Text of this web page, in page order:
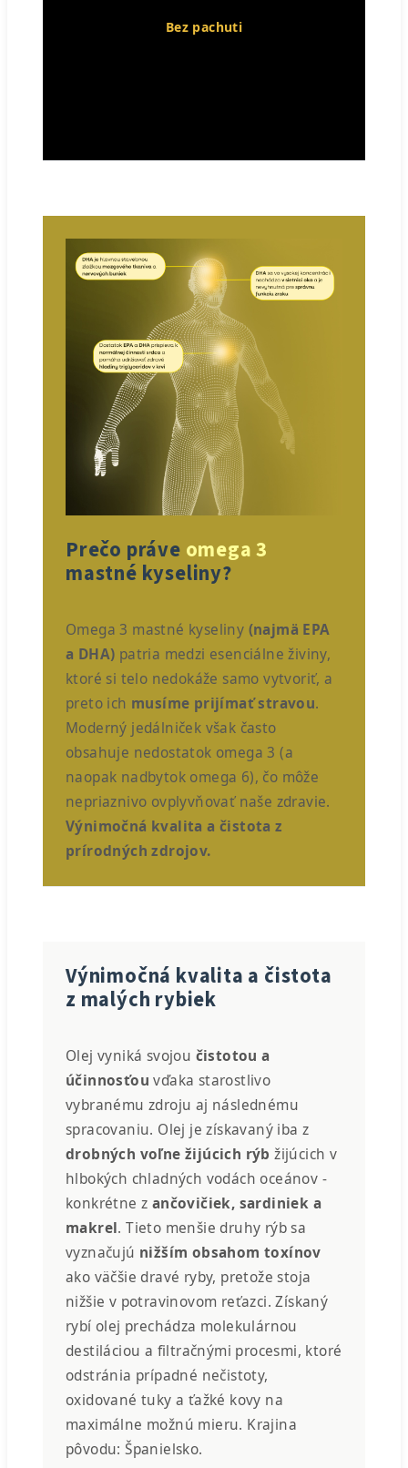
Bez pachuti
Prečo práve omega 3
mastné kyseliny?
Omega 3 mastné kyseliny (najmä EPA
a DHA) patria medzi esenciálne živiny,
ktoré si telo nedokáže samo vytvoriť, a
preto ich musíme prijímať stravou.
Moderný jedálniček však často
obsahuje nedostatok omega 3 (a
naopak nadbytok omega 6), čo môže
nepriaznivo ovplyvňovať naše zdravie.
Výnimočná kvalita a čistota z
prírodných zdrojov.
Výnimočná kvalita a čistota
z malých rybiek
Olej vyniká svojou čistotou a
účinnosťou vďaka starostlivo
vybranému zdroju aj následnému
spracovaniu. Olej je získavaný iba z
drobných voľne žijúcich rýb žijúcich v
hlbokých chladných vodách oceánov -
konkrétne z ančovičiek, sardiniek a
makrel. Tieto menšie druhy rýb sa
vyznačujú nižším obsahom toxínov
ako väčšie dravé ryby, pretože stoja
nižšie v potravinovom reťazci. Získaný
rybí olej prechádza molekulárnou
destiláciou a filtračnými procesmi, ktoré
odstránia prípadné nečistoty,
oxidované tuky a ťažké kovy na
maximálne možnú mieru. Krajina
pôvodu: Španielsko.